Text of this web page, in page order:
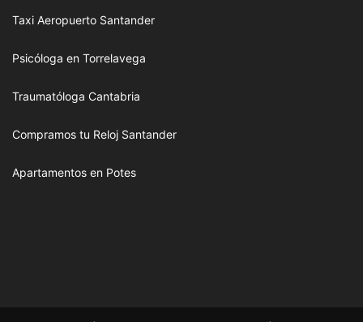
Taxi Aeropuerto Santander
Psicóloga en Torrelavega
Traumatóloga Cantabria
Compramos tu Reloj Santander
Apartamentos en Potes